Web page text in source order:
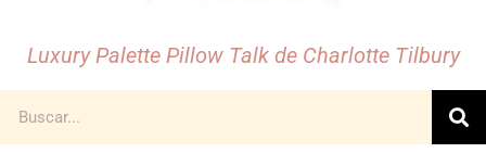
Luxury Palette Pillow Talk de Charlotte Tilbury